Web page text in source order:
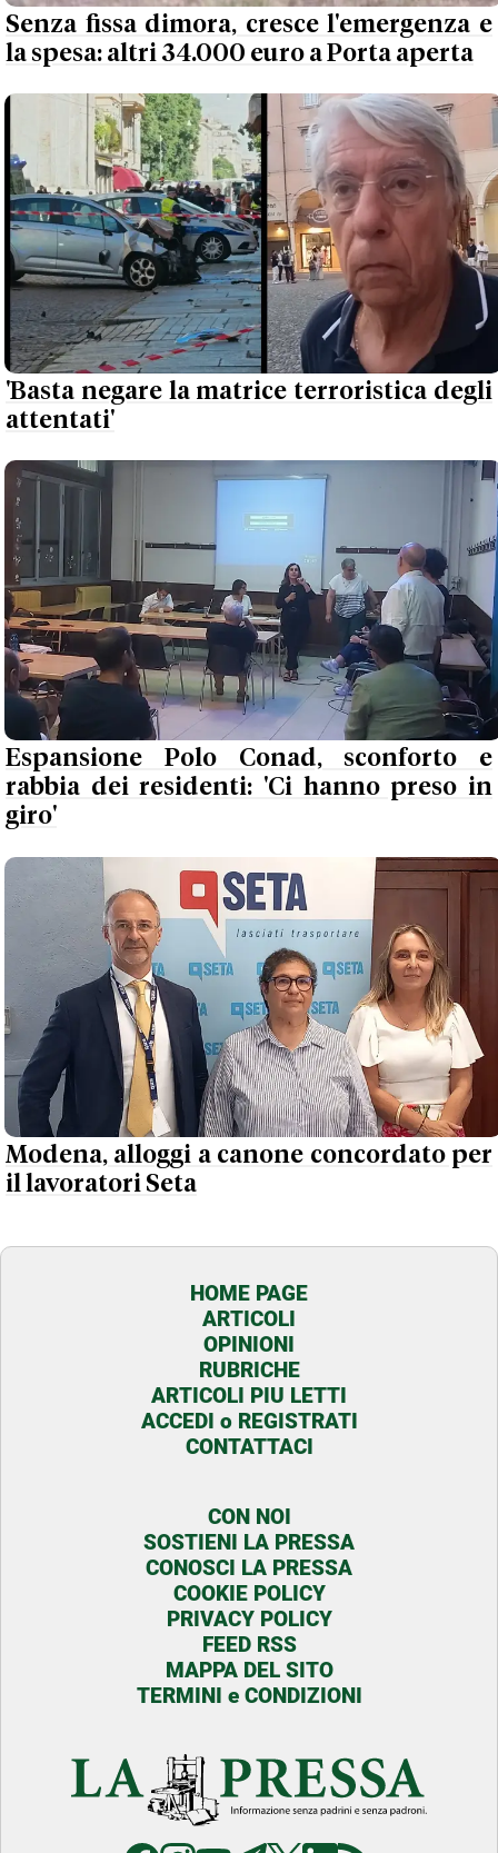
Senza fissa dimora, cresce l'emergenza e
la spesa: altri 34.000 euro a Porta aperta
'Basta negare la matrice terroristica degli
attentati'
Espansione Polo Conad, sconforto e
rabbia dei residenti: 'Ci hanno preso in
giro'
Modena, alloggi a canone concordato per
il lavoratori Seta
HOME PAGE
ARTICOLI
OPINIONI
RUBRICHE
ARTICOLI PIU LETTI
ACCEDI o REGISTRATI
CONTATTACI
CON NOI
SOSTIENI LA PRESSA
CONOSCI LA PRESSA
COOKIE POLICY
PRIVACY POLICY
FEED RSS
MAPPA DEL SITO
TERMINI e CONDIZIONI